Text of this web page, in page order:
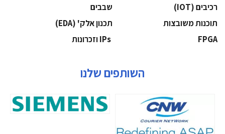
‫רכיבים‬ (IOT)
‫שבבים‬
‫תוכנות משובצות‬
‫תכנון אלק' (‪(EDA‬‬
‫‪FPGA‬‬
השותפים שלנו